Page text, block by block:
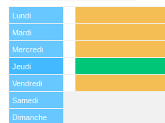
Lundi
Mardi
Mercredi
Jeudi
Vendredi
Samedi
Dimanche